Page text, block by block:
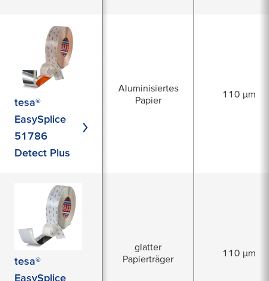
tesa®
EasySplice
51786
Detect Plus
Aluminisiertes
Papier
110 µm
tesa®
EasySplice
glatter
Papierträger
110 µm